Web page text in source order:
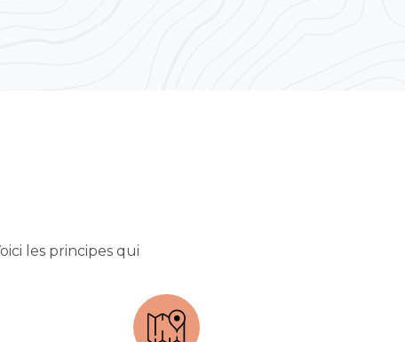
les principes qui